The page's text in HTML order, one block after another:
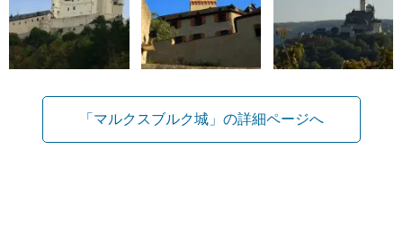
「マルクスブルク城」の詳細ページへ